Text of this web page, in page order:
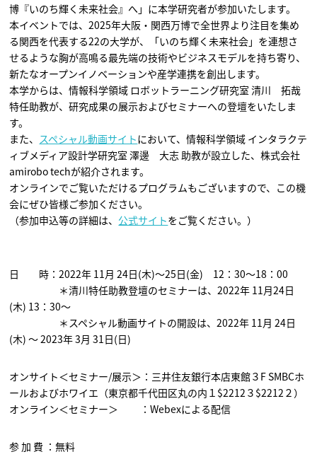
博『いのち輝く未来社会』へ」に本学研究者が参加いたします。
本イベントでは、2025年大阪・関西万博で全世界より注目を集め
る関西を代表する22の大学が、「いのち輝く未来社会」を連想さ
せるような胸が高鳴る最先端の技術やビジネスモデルを持ち寄り、
新たなオープンイノベーションや産学連携を創出します。
本学からは、情報科学領域 ロボットラーニング研究室 清川 拓哉
特任助教が、研究成果の展示およびセミナーへの登壇をいたしま
す。
また、 スペシャル動画サイトにおいて、情報科学領域 インタラクテ
ィブメディア設計学研究室 澤邊 大志 助教が設立した、株式会社
amirobo techが紹介されます。
オンラインでご覧いただけるプログラムもございますので、この機
会にぜひ皆様ご参加ください。
（参加申込等の詳細は、 公式サイトをご覧ください。）
日 時：2022年 11月 24日(木)～25日(金) 12：30～18：00
＊清川特任助教登壇のセミナーは、2022年 11月24日
(木) 13：30～
＊スペシャル動画サイトの開設は、2022年 11月 24日
(木) ～ 2023年 3月 31日(日)
オンサイト＜セミナー/展示＞：三井住友銀行本店東館３F SMBCホ
ールおよびホワイエ（東京都千代田区丸の内１$2212３$2212２）
オンライン＜セミナー＞ ：Webexによる配信
参 加 費 ：無料